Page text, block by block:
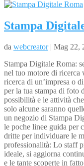
Stampa
da webcreator| Mag 22,
Stampa Digitale Roma:
nel tuo motore di ricerca
ricerca di un’impresa o
per la tua stampa di foto
possibilità e le attività
solo alcune saranno
un negozio di Stampa
le poche linee guida per
dritte per individuare le
professionalità: Lo staff
ideale, si aggiorna
e le tante scoperte in